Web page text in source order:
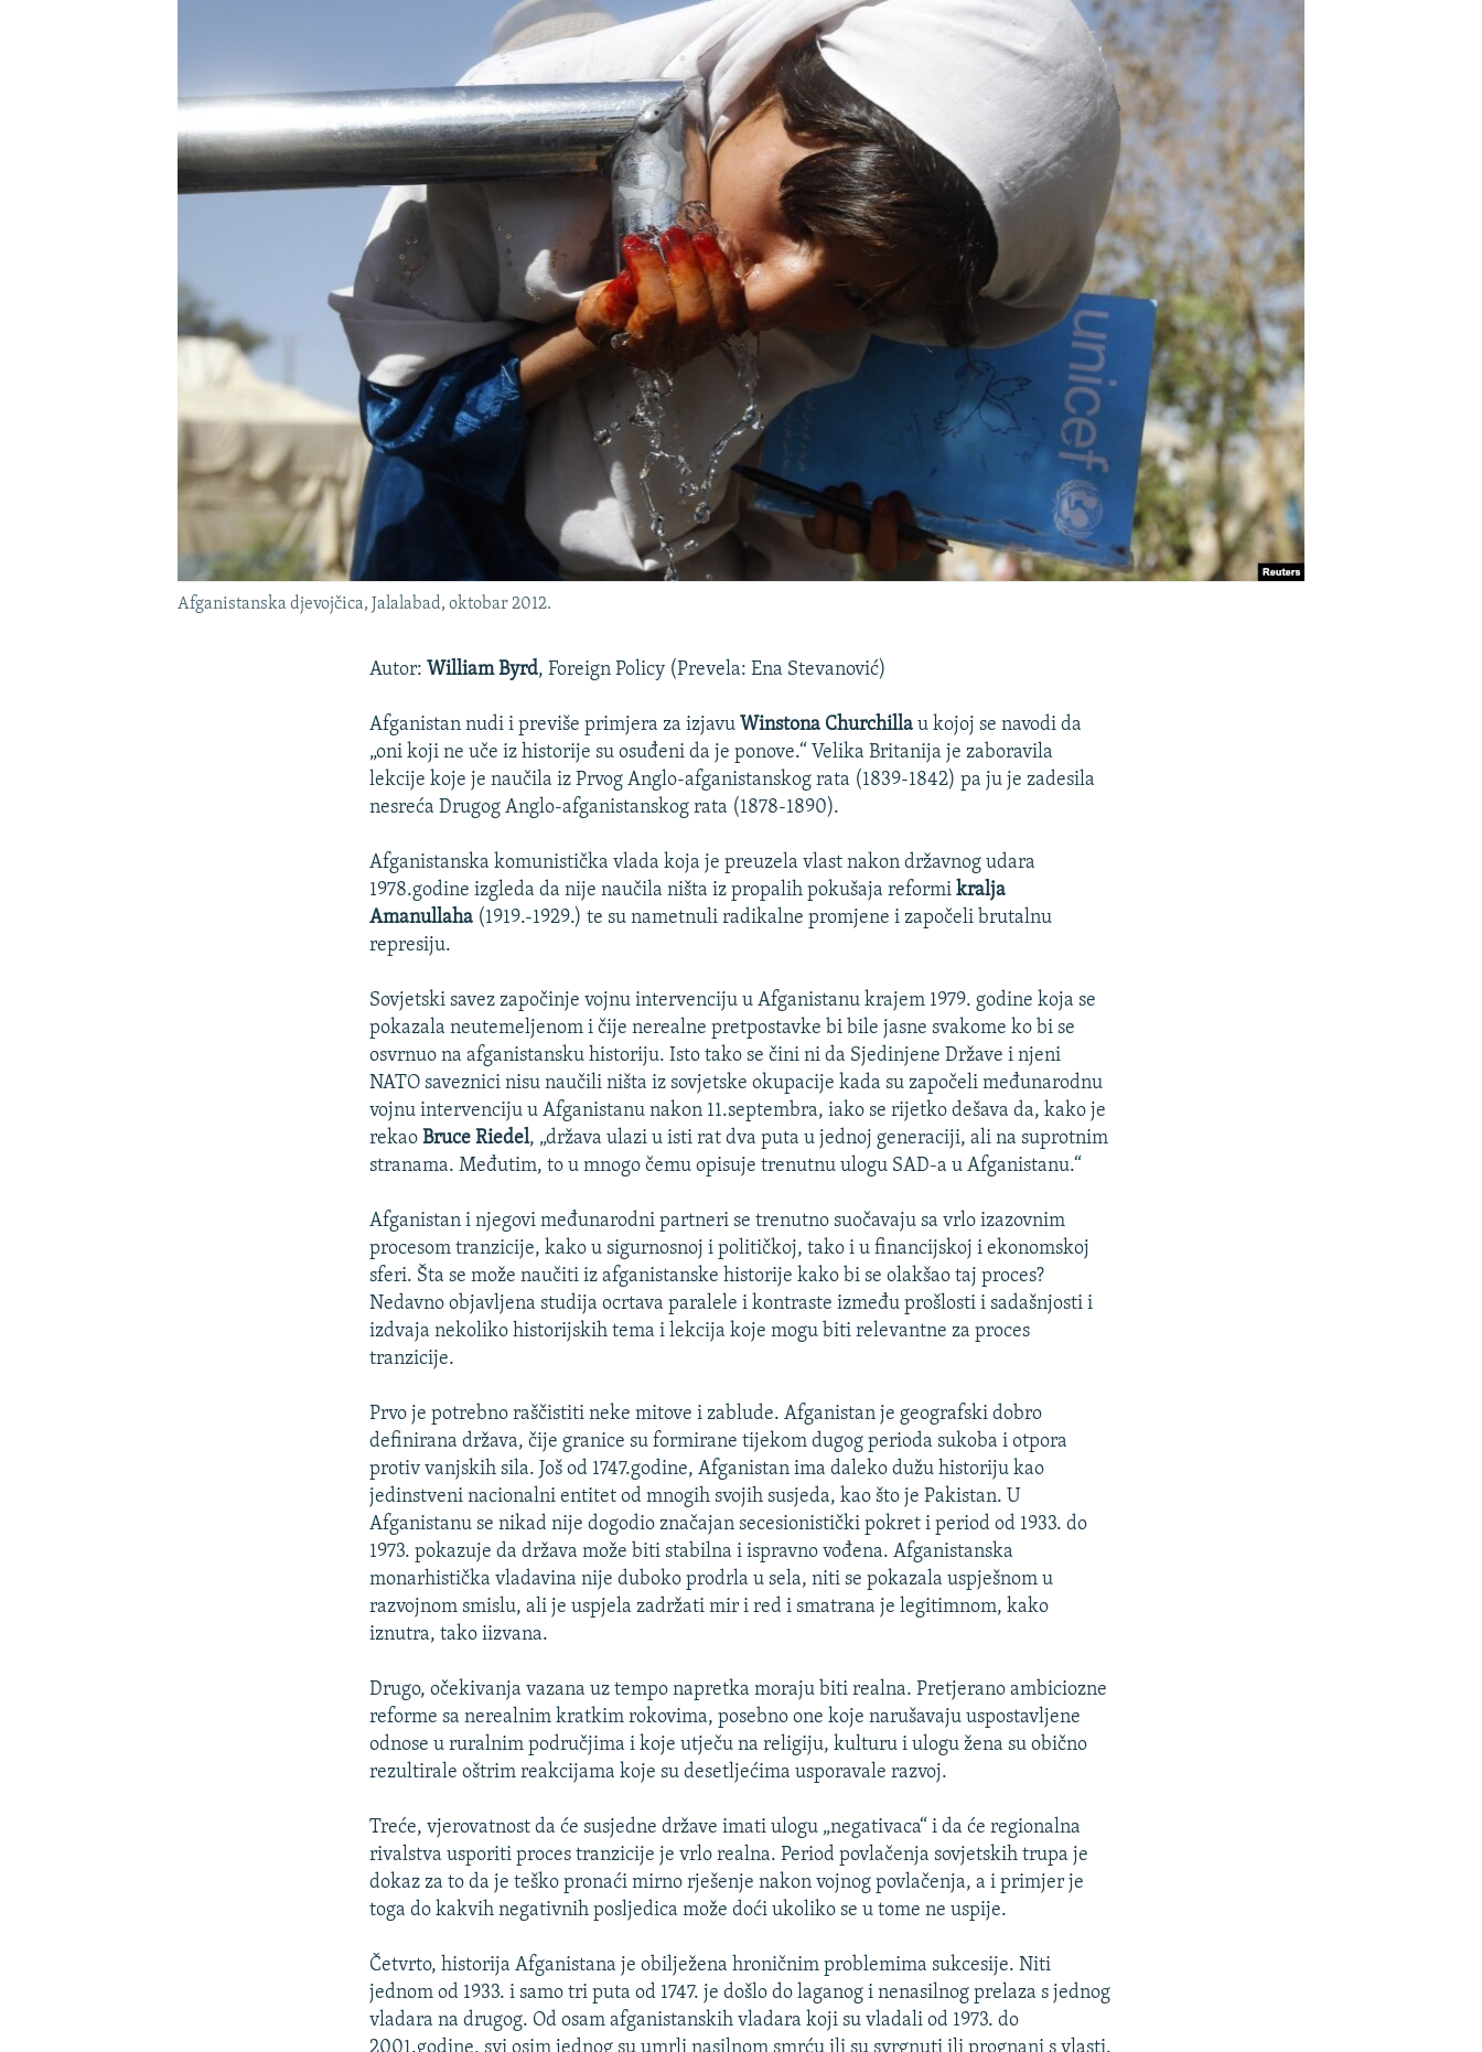
GENOCID U SREBRENICI
Afganistanska djevojčica, Jalalabad, oktobar 2012.
Autor: William Byrd, Foreign Policy (Prevela: Ena Stevanović)
Afganistan nudi i previše primjera za izjavu Winstona Churchilla u kojoj se navodi da
„oni koji ne uče iz historije su osuđeni da je ponove.“ Velika Britanija je zaboravila
lekcije koje je naučila iz Prvog Anglo-afganistanskog rata (1839-1842) pa ju je zadesila
nesreća Drugog Anglo-afganistanskog rata (1878-1890).
Afganistanska komunistička vlada koja je preuzela vlast nakon državnog udara
1978.godine izgleda da nije naučila ništa iz propalih pokušaja reformi kralja
Amanullaha (1919.-1929.) te su nametnuli radikalne promjene i započeli brutalnu
represiju.
Sovjetski savez započinje vojnu intervenciju u Afganistanu krajem 1979. godine koja se
pokazala neutemeljenom i čije nerealne pretpostavke bi bile jasne svakome ko bi se
osvrnuo na afganistansku historiju. Isto tako se čini ni da Sjedinjene Države i njeni
NATO saveznici nisu naučili ništa iz sovjetske okupacije kada su započeli međunarodnu
vojnu intervenciju u Afganistanu nakon 11.septembra, iako se rijetko dešava da, kako je
rekaoBruce Riedel, „država ulazi u isti rat dva puta u jednoj generaciji, ali na suprotnim
stranama. Međutim, to u mnogo čemu opisuje trenutnu ulogu SAD-a u Afganistanu.“
Afganistan i njegovi međunarodni partneri se trenutno suočavaju sa vrlo izazovnim
procesom tranzicije, kako u sigurnosnoj i političkoj, tako i u financijskoj i ekonomskoj
sferi. Šta se može naučiti iz afganistanske historije kako bi se olakšao taj proces?
Nedavno objavljena studija ocrtava paralele i kontraste između prošlosti i sadašnjosti i
izdvaja nekoliko historijskih tema i lekcija koje mogu biti relevantne za proces
tranzicije.
Prvo je potrebno raščistiti neke mitove i zablude. Afganistan je geografski dobro
definirana država, čije granice su formirane tijekom dugog perioda sukoba i otpora
protiv vanjskih sila. Još od 1747.godine, Afganistan ima daleko dužu historiju kao
jedinstveni nacionalni entitet od mnogih svojih susjeda, kao što je Pakistan. U
Afganistanu se nikad nije dogodio značajan secesionistički pokret i period od 1933. do
1973. pokazuje da država može biti stabilna i ispravno vođena. Afganistanska
monarhistička vladavina nije duboko prodrla u sela, niti se pokazala uspješnom u
razvojnom smislu, ali je uspjela zadržati mir i red i smatrana je legitimnom, kako
iznutra, tako iizvana.
Drugo, očekivanja vazana uz tempo napretka moraju biti realna. Pretjerano ambiciozne
reforme sa nerealnim kratkim rokovima, posebno one koje narušavaju uspostavljene
odnose u ruralnim područjima i koje utječu na religiju, kulturu i ulogu žena su obično
rezultirale oštrim reakcijama koje su desetljećima usporavale razvoj.
Treće, vjerovatnost da će susjedne države imati ulogu „negativaca“ i da će regionalna
rivalstva usporiti proces tranzicije je vrlo realna. Period povlačenja sovjetskih trupa je
dokaz za to da je teško pronaći mirno rješenje nakon vojnog povlačenja, a i primjer je
toga do kakvih negativnih posljedica može doći ukoliko se u tome ne uspije.
Četvrto, historija Afganistana je obilježena hroničnim problemima sukcesije. Niti
jednom od 1933. i samo tri puta od 1747. je došlo do laganog i nenasilnog prelaza s jednog
vladara na drugog. Od osam afganistanskih vladara koji su vladali od 1973. do